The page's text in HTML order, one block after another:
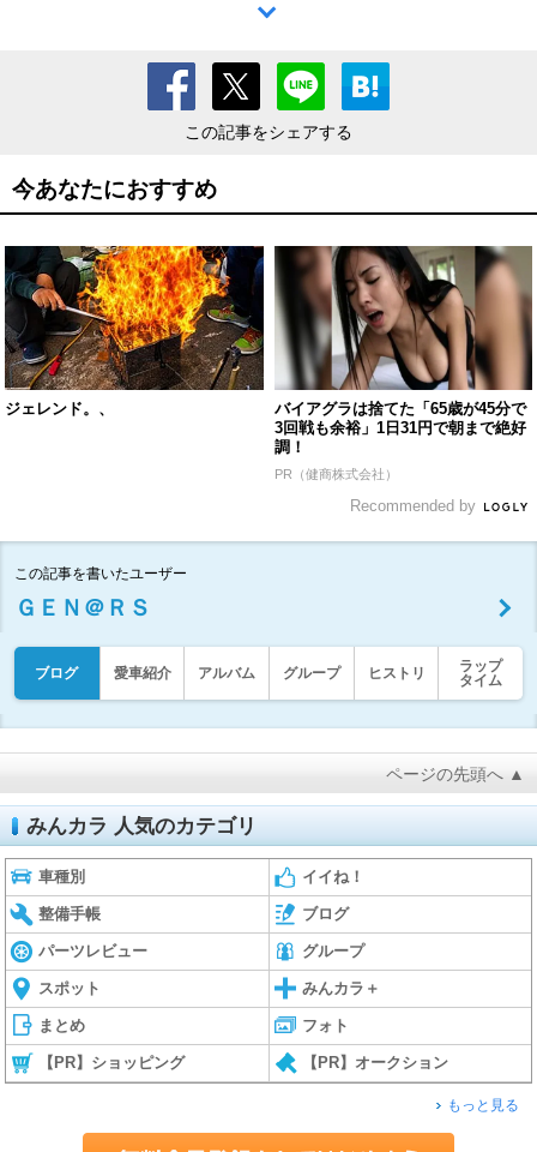
この記事をシェアする
今あなたにおすすめ
ジェレンド。、
バイアグラは捨てた「65歳が45分で
3回戦も余裕」1日31円で朝まで絶好
調！
PR（健商株式会社）
Recommended by
この記事を書いたユーザー
ＧＥＮ＠ＲＳ
ブログ 愛車紹介 アルバム グループ ヒストリ
ラップ
タイム
ページの先頭へ ▲
みんカラ 人気のカテゴリ
車種別 イイね！
整備手帳 ブログ
パーツレビュー グループ
スポット みんカラ＋
まとめ フォト
【PR】ショッピング 【PR】オークション
もっと見る